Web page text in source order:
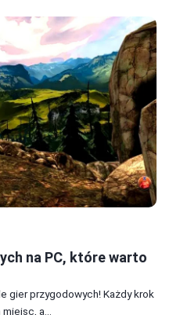
na PC, które warto
gier przygodowych! Każdy krok
a...